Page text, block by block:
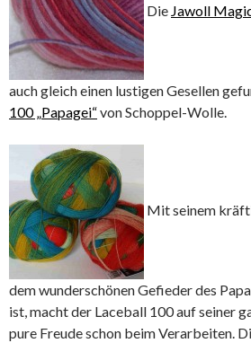
Die Jawoll
auch gleich einen lustigen Gesellen
100 „Papagei“von Schoppel-Wolle.
Mit seinem
dem wunderschönen Gefieder des
ist, macht der Laceball 100 auf seiner
pure Freude schon beim Verarbeiten.